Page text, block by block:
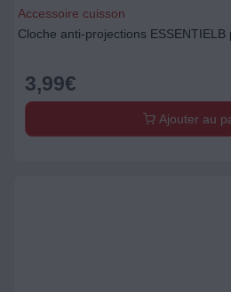
Accessoire cuisson
Cloche anti-projections
3,99€
Ajouter au